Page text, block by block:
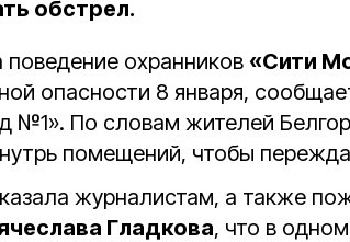
обстрел.
охранников «Сити
опасности 8 января,
№1». По словам жителей
помещений, чтобы
журналистам, а также
Гладкова, что в